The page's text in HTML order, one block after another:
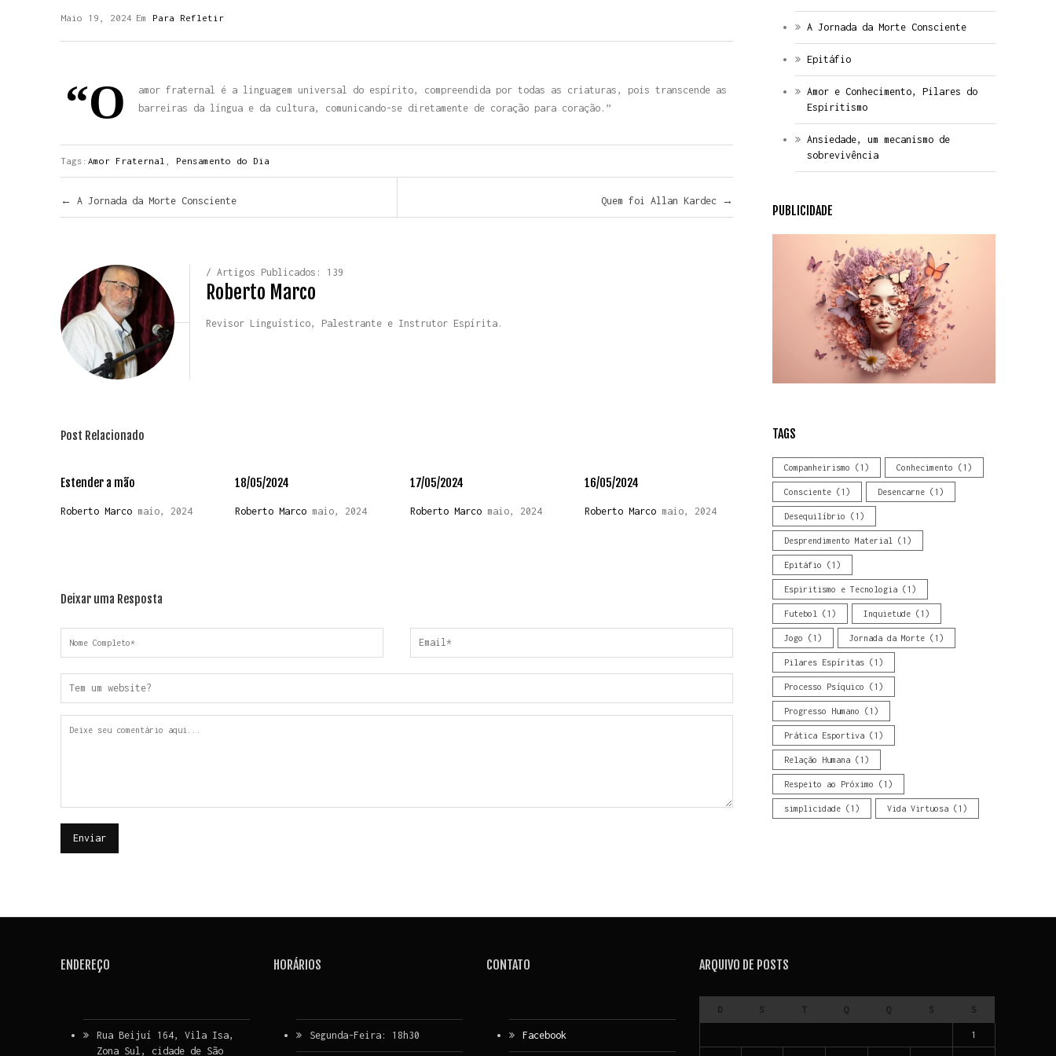
Em Para Refletir
Maio 19, 2024
“O
amor fraternal é a linguagem universal do espírito, compreendida por todas as criaturas, pois transcende as
barreiras da língua e da cultura, comunicando-se diretamente de coração para coração.”
Tags: Amor Fraternal Pensamento do Dia
Navegar pelos Posts
← A Jornada da Morte Consciente Quem foi Allan Kardec →
/ Artigos Publicados: 139
Roberto Marco
Revisor Linguístico, Palestrante e Instrutor Espírita.
Post Relacionado
Estender a mão
Roberto Marco maio, 2024
18/05/2024
Roberto Marco maio, 2024
17/05/2024
Roberto Marcomaio, 2024
16/05/2024
Roberto Marco maio, 2024
Deixar uma Resposta
A Jornada da Morte Consciente
Epitáfio
Amor e Conhecimento, Pilares do
Espiritismo
Ansiedade, um mecanismo de
sobrevivência
PUBLICIDADE
TAGS
Companheirismo (1) Conhecimento (1)
Consciente(1) Desencarne(1)
Desequilíbrio (1)
Desprendimento Material (1)
Epitáfio (1)
Espiritismo e Tecnologia(1)
Futebol (1) Inquietude(1)
Jogo (1) Jornada da Morte(1)
Pilares Espíritas(1)
Processo Psíquico (1)
Progresso Humano (1)
Prática Esportiva(1)
Relação Humana(1)
Respeito ao Próximo (1)
simplicidade(1) Vida Virtuosa(1)
ENDEREÇO
Rua Beijuí 164, Vila Isa,
Zona Sul, cidade de São
HORÁRIOS
Segunda-Feira: 18h30
CONTATO
Facebook
ARQUIVO DE POSTS
D S T Q Q S S
1